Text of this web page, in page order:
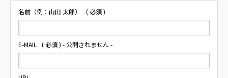
名前（例：山田 太郎） ( 必須 )
E-MAIL ( 必須 ) - 公開されません -